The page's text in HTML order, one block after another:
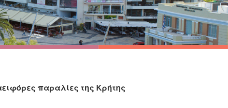
παραλίες της Κρήτης